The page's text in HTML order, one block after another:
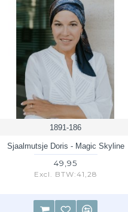
niet altijd; lees hierna hoe dat
mogelijk voor zendingen met
verstuurd worden of voor
kosten aan je door. Verstuur je
Track&Trace of verzendbewijs
helemaal. Zo betalen wij voor
ons antwoordnummer het zelfde
of Track&Trace als bewijsje dat
vanuit Nederland € 3,50 en
Kijk voor meer informatie over
1891-186
Sjaalmutsje Doris - Magic Skyline
49,95
Excl. BTW:41,28